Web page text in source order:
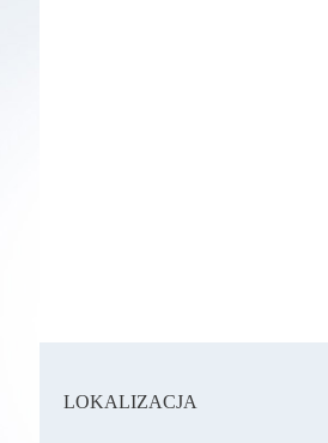
LOKALIZACJA